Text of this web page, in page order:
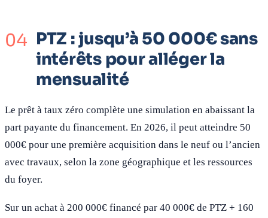
PTZ : jusqu’à 50 000€ sans
intérêts pour alléger la
mensualité
Le prêt à taux zéro complète une simulation en abaissant la
part payante du financement. En 2026, il peut atteindre 50
000€ pour une première acquisition dans le neuf ou l’ancien
avec travaux, selon la zone géographique et les ressources
du foyer.
Sur un achat à 200 000€ financé par 40 000€ de PTZ + 160